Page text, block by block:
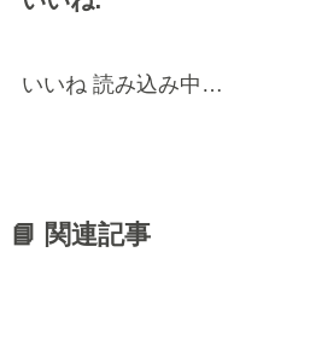
いいね 読み込み中…
📘 関連記事